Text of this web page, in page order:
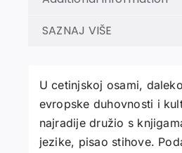
SAZNAJ VIŠE
U cetinjskoj osami,
evropske duhovnosti i
najradije družio s
jezike, pisao stihove.